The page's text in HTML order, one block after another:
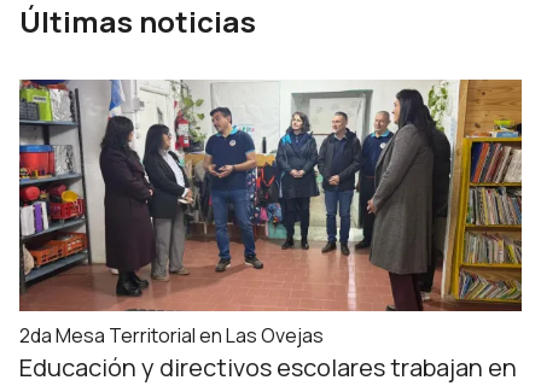
Últimas noticias
2da Mesa Territorial en Las Ovejas
Educación y directivos escolares trabajan en